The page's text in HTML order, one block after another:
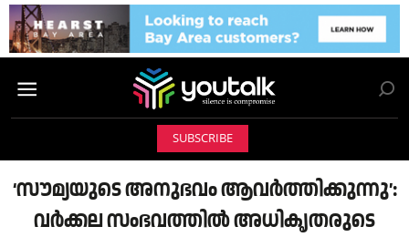
SUBSCRIBE
‘സൗമ്യയുടെ അനുഭവം ആവർത്തിക്കുന്നു’:
വർക്കല സംഭവത്തിൽ അധികൃതരുടെ